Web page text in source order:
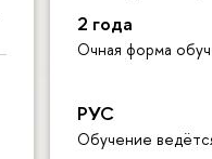
2 года
Очная форма
РУС
Обучение